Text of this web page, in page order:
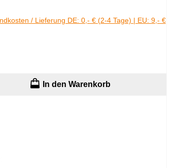
/ Lieferung DE: 0,- € (2-4 Tage) | EU: 9,- €
Wert ein oder benutze die Schaltflächen um
In den Warenkorb